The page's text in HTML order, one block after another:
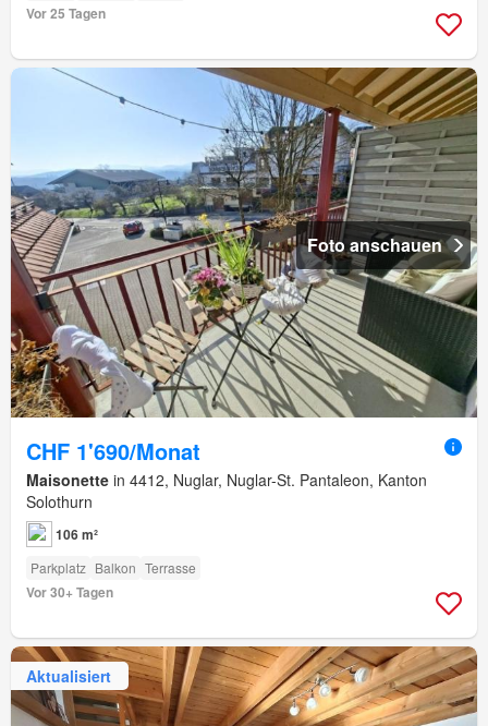
Vor 25 Tagen
Foto anschauen
CHF 1'690/Monat
Maisonette in 4412, Nuglar, Nuglar-St. Pantaleon, Kanton
Solothurn
106 m²
Parkplatz Balkon Terrasse
Vor 30+ Tagen
Aktualisiert